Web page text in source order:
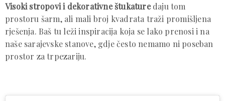
Visoki stropovi i dekorativne štukaturedaju tom
prostoru šarm, ali mali broj kvadrata traži promišljena
rješenja. Baš tu leži inspiracija koja se lako prenosi i na
naše sarajevske stanove, gdje često nemamo ni poseban
prostor za trpezariju.